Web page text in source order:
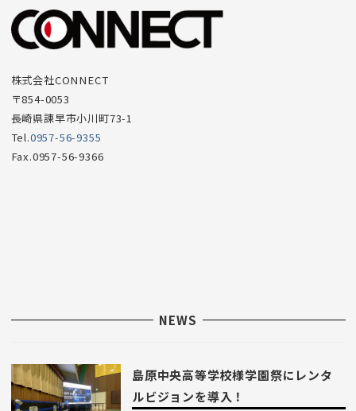
ー
項
株式会社CONNECT
〒854-0053
長崎県諫早市小川町73-1
Tel.0957-56-9355
Fax.0957-56-9366
NEWS
島原中央高等学校様学園祭にレンタ
ルビジョンを導入！